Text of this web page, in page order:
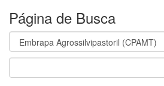
Página de Busca